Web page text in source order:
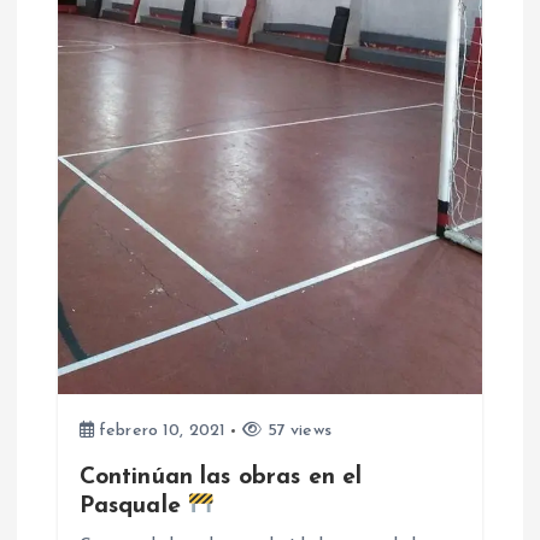
e
n
t
a
d
febrero 10, 2021 57 views
Continúan las obras en el
Pasquale